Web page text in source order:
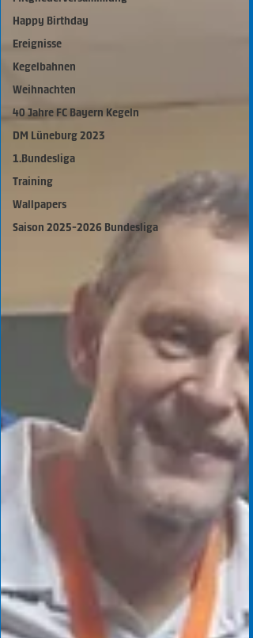
Happy Birthday
Ereignisse
Kegelbahnen
Weihnachten
40 Jahre FC Bayern Kegeln
DM Lüneburg 2023
1.Bundesliga
Training
Wallpapers
Saison 2025-2026 Bundesliga